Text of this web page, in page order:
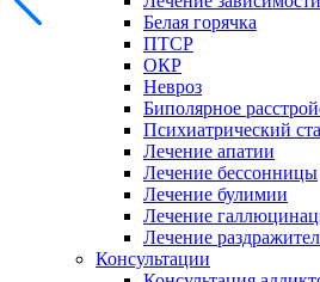
Белая горячка
ПТСР
ОКР
Невроз
Биполярное
Психиатрический
Лечение апатии
Лечение бессонницы
Лечение булимии
Лечение
Лечение
Консультации